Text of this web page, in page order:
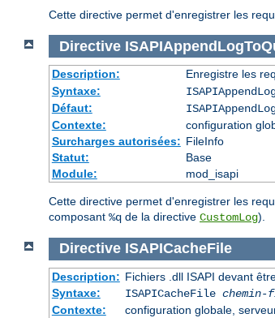
Cette directive permet d'enregistrer les
Directive
Description: Enregistre les
Syntaxe:
Défaut:
Contexte:
configuration
Surcharges autorisées: FileInfo
Statut:
Base
Module:
mod_isapi
Cette directive permet d'enregistrer les
composant %q de la directive CustomLog).
Directive ISAPICacheFile
Description: Fichiers .dll ISAPI devant
Syntaxe:
ISAPICacheFile
Contexte:
configuration globale,